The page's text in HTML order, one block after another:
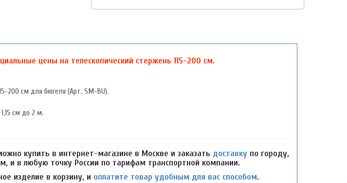
цены на телескопический стержень 115-200 см.
200 см для бюгеля (Арт. SM-BU).
см до 2 м.
купить в интернет-магазине в Москве и заказать доставку по городу,
и в любую точку России по тарифам транспортной компании.
изделие в корзину, и оплатите товар удобным для вас способом.